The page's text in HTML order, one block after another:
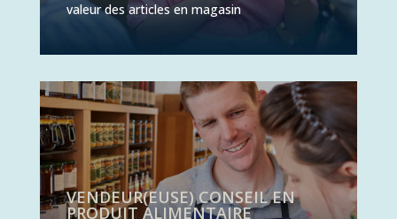
valeur des articles en magasin
VENDEUR(EUSE) CONSEIL EN
PRODUIT ALIMENTAIRE